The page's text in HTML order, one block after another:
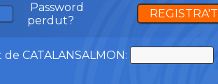
Password
perdut?
REGISTRA'T
CATALANSALMON: